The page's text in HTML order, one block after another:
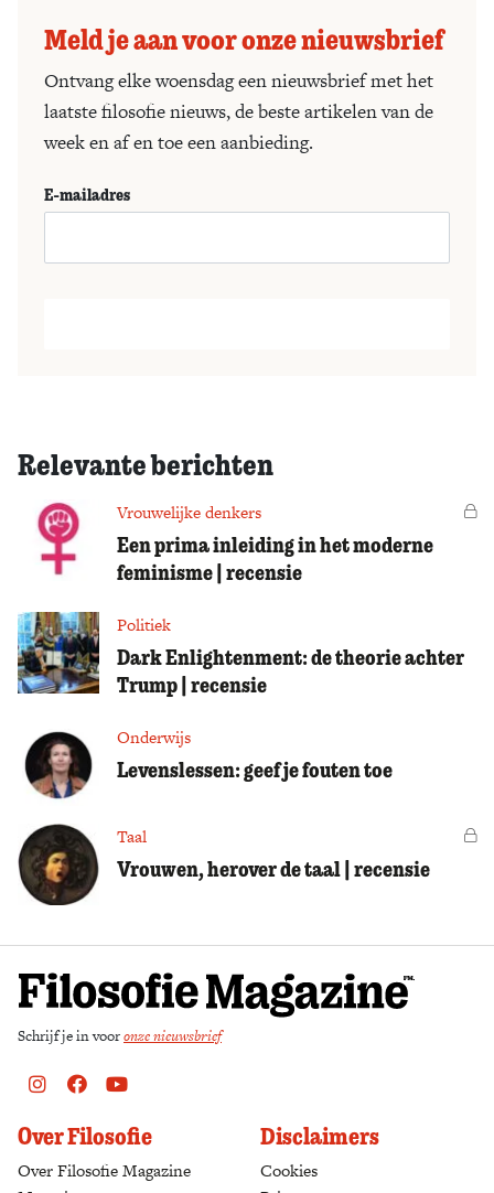
Meld je aan voor onze nieuwsbrief
Ontvang elke woensdag een nieuwsbrief met het
laatste filosofie nieuws, de beste artikelen van de
week en af en toe een aanbieding.
E-mailadres
Relevante berichten
Vrouwelijke denkers
Een prima inleiding in het moderne
feminisme | recensie
Politiek
Dark Enlightenment: de theorie achter
Trump | recensie
Onderwijs
Levenslessen: geef je fouten toe
Taal
Vrouwen, herover de taal | recensie
Schrijf je in vooronze nieuwsbrief
Instagram
FacebookYoutube
Over Filosofie
Over Filosofie Magazine
Disclaimers
Cookies